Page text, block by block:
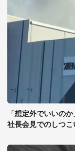
「想定外でいいの
社長会見でのしつ